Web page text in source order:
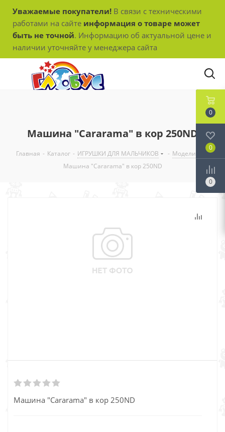
Уважаемые покупатели! В связи с техническими
работами на сайте информация о товаре может
быть не точной. Информацию об актуальной цене и
наличии уточняйте у менеджера сайта
Машина "Cararama" в кор 250ND
Главная - Каталог - ИГРУШКИ ДЛЯ МАЛЬЧИКОВ - Модели
-
Машина "Cararama" в кор 250ND
Машина "Cararama" в кор 250ND
0
0
0